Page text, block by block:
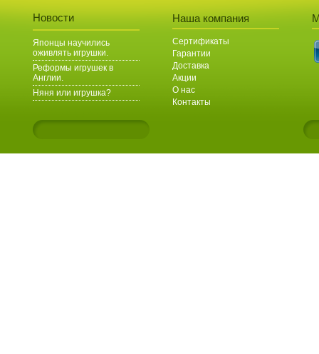
Новости
Японцы научились
оживлять игрушки.
Реформы игрушек в
Англии.
Няня или игрушка?
Наша компания
Сертификаты
Гарантии
Доставка
Акции
О нас
Контакты